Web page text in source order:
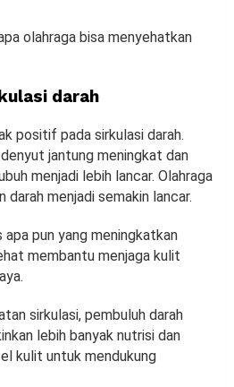
olahraga bisa menyehatkan
darah
positif pada sirkulasi darah.
jantung meningkat dan
menjadi lebih lancar. Olahraga
darah menjadi semakin lancar.
apa pun yang meningkatkan
membantu menjaga kulit
sirkulasi, pembuluh darah
lebih banyak nutrisi dan
kulit untuk mendukung